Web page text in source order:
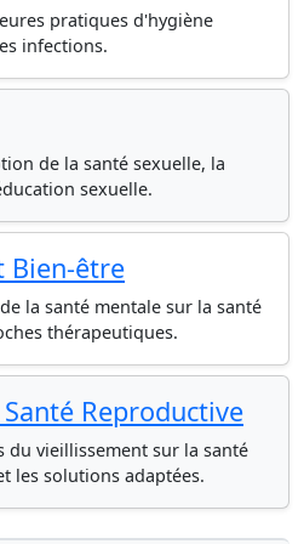
pratiques d'hygiène
infections.
de la santé sexuelle, la
sexuelle.
Bien-être
la santé mentale sur la santé
thérapeutiques.
Reproductive
du vieillissement sur la santé
les solutions adaptées.